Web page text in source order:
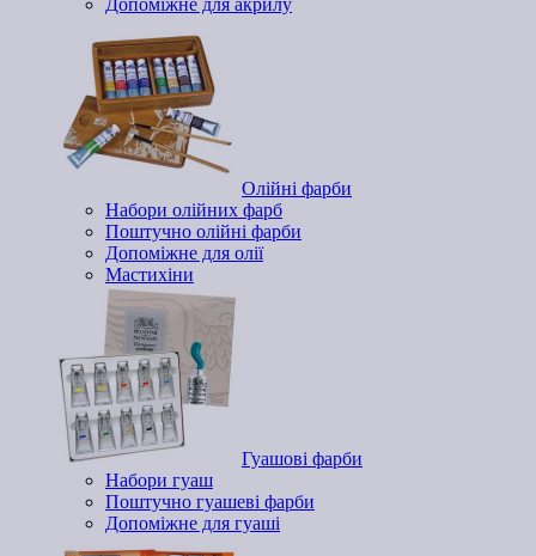
Допоміжне для акрилу
Олійні фарби
Набори олійних фарб
Поштучно олійні фарби
Допоміжне для олії
Мастихіни
Гуашові фарби
Набори гуаш
Поштучно гуашеві фарби
Допоміжне для гуаші